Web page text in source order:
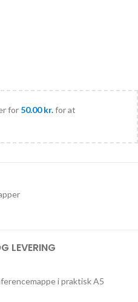
for 50.00kr.for at
LEVERING
i praktisk A5